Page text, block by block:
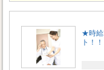
★時給
ト！